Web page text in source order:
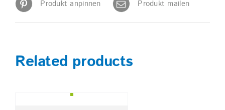
Produkt anpinnen Produkt mailen
Related products